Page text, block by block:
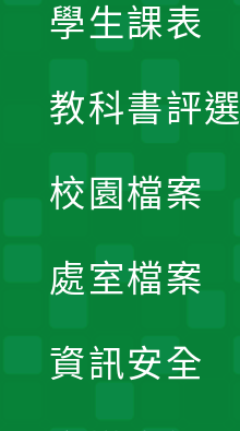
學生課表
教科書評選
校園檔案
處室檔案
資訊安全